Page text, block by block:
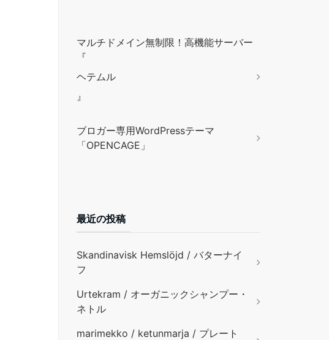
マルチドメイン無制限！高機能サーバー
『
ヘテムル
』
ブロガー専用WordPressテーマ
「OPENCAGE」
最近の投稿
Skandinavisk Hemslöjd / バターナイ
フ
Urtekram / オーガニックシャンプー・
ネトル
marimekko / ketunmarja / プレート